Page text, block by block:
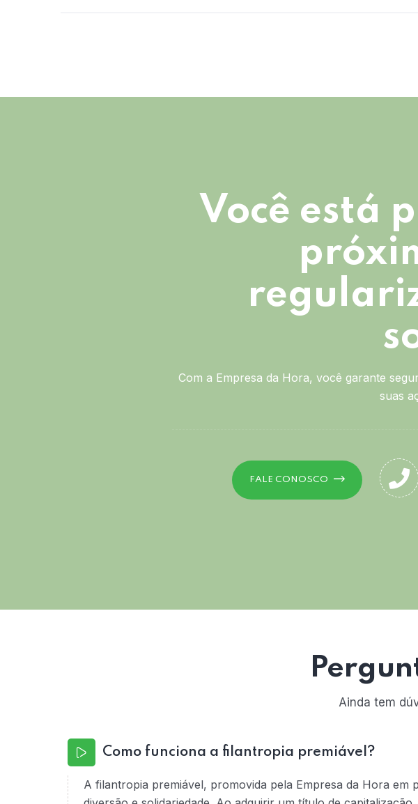
Você está
Com a Empresa da Hora, você garante
suas
FALE CONOSCO
Ainda tem
Como funciona a filantropia premiável?
A filantropia premiável, promovida pela Empresa da Hora em